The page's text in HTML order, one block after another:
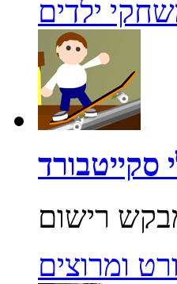
ילדים
סקייטבורד
ומרוצים